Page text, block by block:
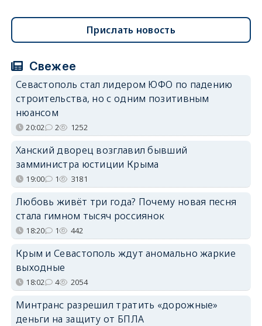
Прислать новость
Свежее
Севастополь стал лидером ЮФО по падению
строительства, но с одним позитивным
нюансом
20:02 2 1252
Ханский дворец возглавил бывший
замминистра юстиции Крыма
19:00 1 3181
Любовь живёт три года? Почему новая песня
стала гимном тысяч россиянок
18:20 1 442
Крым и Севастополь ждут аномально жаркие
выходные
18:02 4 2054
Минтранс разрешил тратить «дорожные»
деньги на защиту от БПЛА